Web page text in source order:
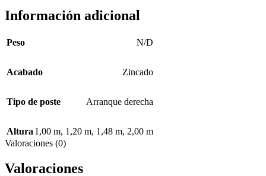
Información adicional
Peso N/D
Acabado Zincado
Tipo de poste Arranque derecha
Altura 1,00 m, 1,20 m, 1,48 m, 2,00 m
Valoraciones (0)
Valoraciones